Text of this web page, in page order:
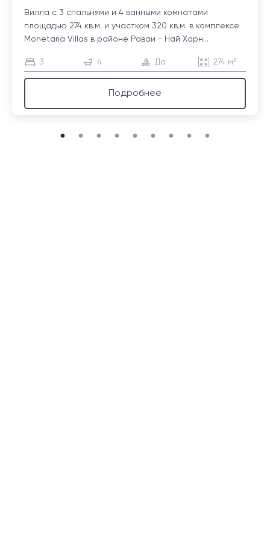
Вилла с 3 спальнями и 4 ванными комнатами
площадью 274 кв.м. и участком 320 кв.м. в комплексе
Monetaria Villas в районе Раваи - Най Харн...
3 4 Да 274 м²
Подробнее